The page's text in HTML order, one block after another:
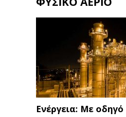
Ενέργεια: Με